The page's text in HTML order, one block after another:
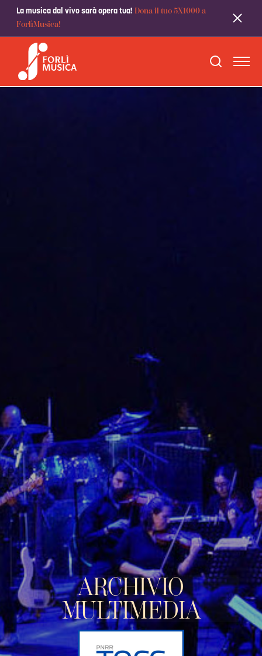
La musica dal vivo sarà opera tua! Dona il tuo 5X1000 a
ForlìMusica!
ARCHIVIO
MULTIMEDIA